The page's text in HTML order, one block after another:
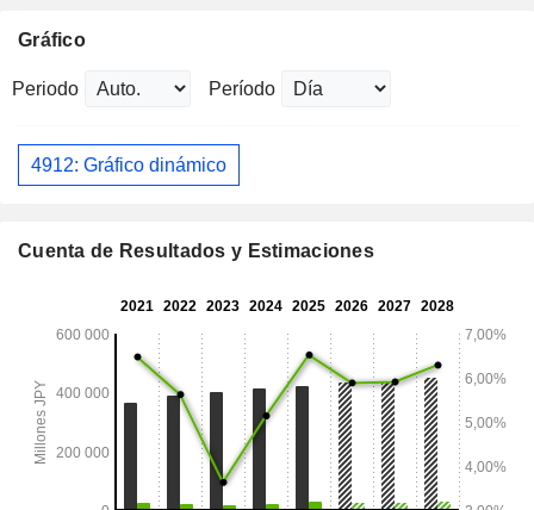
Gráfico
Periodo Período
4912: Gráfico dinámico
Cuenta de Resultados y Estimaciones